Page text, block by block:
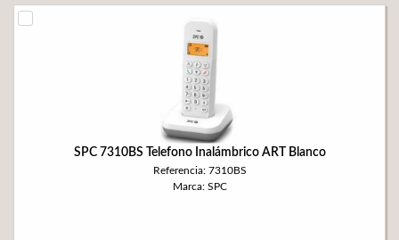
SPC 7310BS Telefono Inalámbrico ART Blanco
Referencia: 7310BS
Marca: SPC